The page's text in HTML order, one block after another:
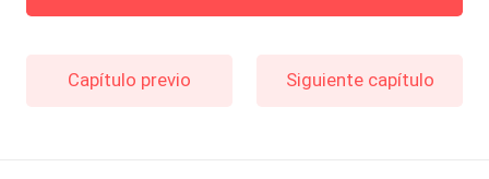
Capítulo previo Siguiente capítulo